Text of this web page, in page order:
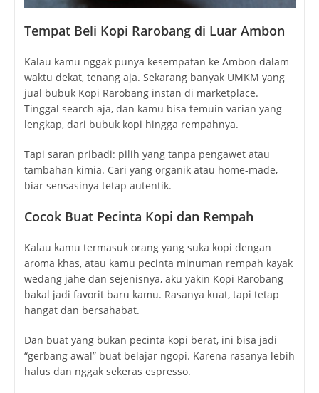
Tempat Beli Kopi Rarobang di Luar Ambon
Kalau kamu nggak punya kesempatan ke Ambon dalam
waktu dekat, tenang aja. Sekarang banyak UMKM yang
jual bubuk Kopi Rarobang instan di marketplace.
Tinggal search aja, dan kamu bisa temuin varian yang
lengkap, dari bubuk kopi hingga rempahnya.
Tapi saran pribadi: pilih yang tanpa pengawet atau
tambahan kimia. Cari yang organik atau home-made,
biar sensasinya tetap autentik.
Cocok Buat Pecinta Kopi dan Rempah
Kalau kamu termasuk orang yang suka kopi dengan
aroma khas, atau kamu pecinta minuman rempah kayak
wedang jahe dan sejenisnya, aku yakin Kopi Rarobang
bakal jadi favorit baru kamu. Rasanya kuat, tapi tetap
hangat dan bersahabat.
Dan buat yang bukan pecinta kopi berat, ini bisa jadi
“gerbang awal” buat belajar ngopi. Karena rasanya lebih
halus dan nggak sekeras espresso.